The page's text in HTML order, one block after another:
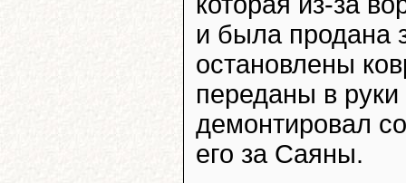
и была продана
остановлены
переданы в
демонтировал
его за Саяны.